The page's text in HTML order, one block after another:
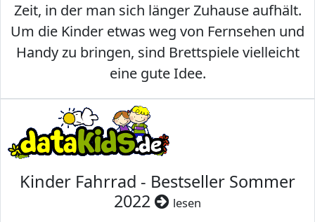
Zeit, in der man sich länger Zuhause aufhält.
Um die Kinder etwas weg von Fernsehen und
Handy zu bringen, sind Brettspiele vielleicht
eine gute Idee.
Kinder Fahrrad - Bestseller Sommer
2022
lesen